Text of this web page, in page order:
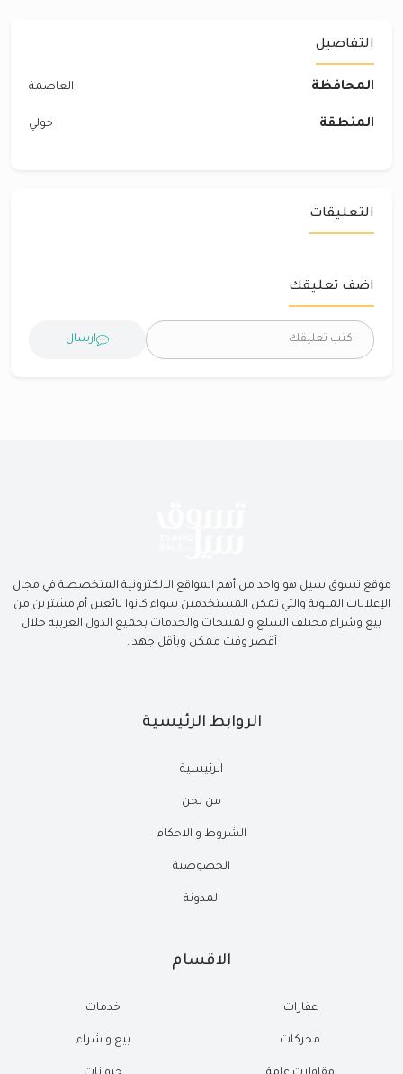
التفاصيل
المحافظة العاصمة
المنطقة حولي
التعليقات
اضف تعليقك
ارسال
موقع تسوق سيل هو واحد من أهم المواقع الالكترونية المتخصصة في مجال
الإعلانات المبوبة والتي تمكن المستخدمين سواء كانوا بائعين أم مشترين من
بيع وشراء مختلف السلع والمنتجات والخدمات بجميع الدول العربية خلال
أقصر وقت ممكن وبأقل جهد .
الروابط الرئيسية
الرئيسية
من نحن
الشروط و الاحكام
الخصوصية
المدونة
الاقسام
عقارات
محركات
خدمات
بيع و شراء